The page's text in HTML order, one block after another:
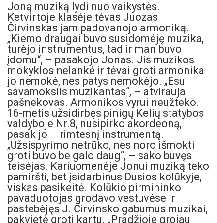
Joną muziką lydi nuo vaikystės.
Ketvirtoje klasėje tėvas Juozas
Čirvinskas jam padovanojo armoniką.
„Kiemo draugai buvo susidomėję muzika,
turėjo instrumentus, tad ir man buvo
įdomu“, – pasakojo Jonas. Jis muzikos
mokyklos nelankė ir tėvai groti armonika
jo nemokė, nes patys nemokėjo. „Esu
savamokslis muzikantas“, – atvirauja
pašnekovas. Armonikos vyrui neužteko.
16-metis užsidirbęs pinigų Kelių statybos
valdyboje Nr.8, nusipirko akordeoną,
pasak jo – rimtesnį instrumentą.
„Užsispyrimo netrūko, nes noro išmokti
groti buvo be galo daug“, – sako buvęs
teisėjas. Kariuomenėje Jonui muziką teko
pamiršti, bet įsidarbinus Dusios kolūkyje,
viskas pasikeitė. Kolūkio pirmininko
pavaduotojas grodavo vestuvėse ir
pastebėjęs J. Čirvinsko gabumus muzikai,
pakvietė groti kartu. „Pradžioje grojau